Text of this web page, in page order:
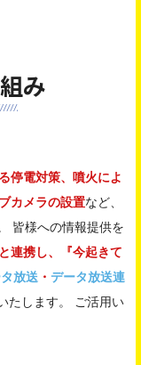
み
停電対策、噴火によ
カメラの設置など、
皆様への情報提供を
連携し、『今起きて
放送 ・ データ放送連
たします。 ご活用い